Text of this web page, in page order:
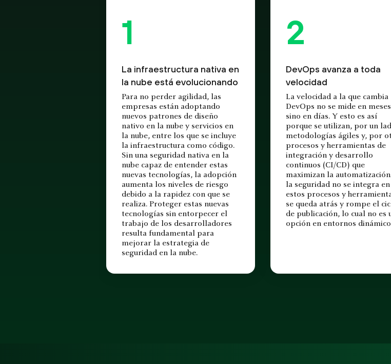
La infraestructura nativa en
la nube está evolucionando
Para no perder agilidad, las
empresas están adoptando
nuevos patrones de diseño
nativo en la nube y servicios en
la nube, entre los que se incluye
la infraestructura como código.
Sin una seguridad nativa en la
nube capaz de entender estas
nuevas tecnologías, la adopción
aumenta los niveles de riesgo
debido a la rapidez con que se
realiza. Proteger estas nuevas
tecnologías sin entorpecer el
trabajo de los desarrolladores
resulta fundamental para
mejorar la estrategia de
seguridad en la nube.
DevOps avanza a toda
velocidad
La velocidad a la que cambia
DevOps no se mide en
sino en días. Y esto es así
porque se utilizan, por un
metodologías ágiles y, por
procesos y herramientas de
integración y desarrollo
continuos (CI/CD) que
maximizan la
la seguridad no se integra en
estos procesos y
se queda atrás y rompe el
de publicación, lo cual no es
opción en entornos